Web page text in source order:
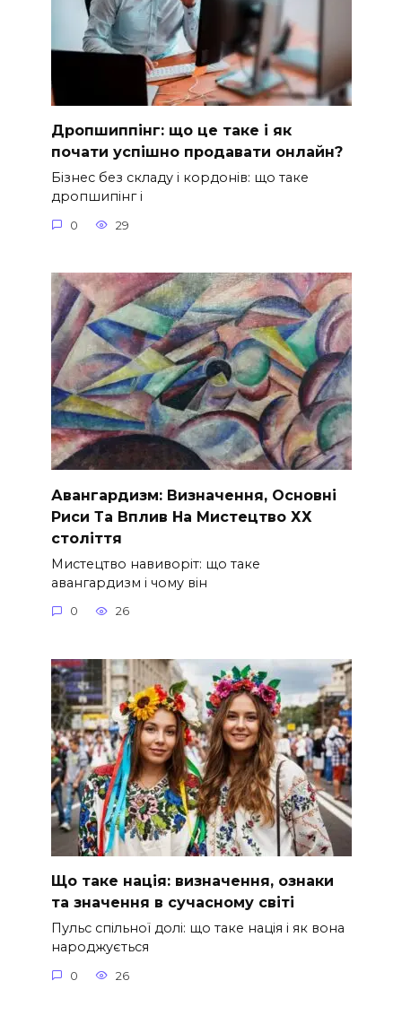
Дропшиппінг: що це таке і як
почати успішно продавати онлайн?
Бізнес без складу і кордонів: що таке
дропшипінг і
0 29
Авангардизм: Визначення, Основні
Риси Та Вплив На Мистецтво ХХ
століття
Мистецтво навиворіт: що таке
авангардизм і чому він
0 26
Що таке нація: визначення, ознаки
та значення в сучасному світі
Пульс спільної долі: що таке нація і як вона
народжується
0 26